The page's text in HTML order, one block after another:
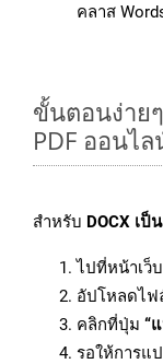
คลาส
ขั้นตอนง่าย
PDF ออนไ
สำหรับ DOCX เป็
ไปที่หน้าเว็บ
อัปโหลดไ
คลิกที่ปุ่ม “
รอให้การแ